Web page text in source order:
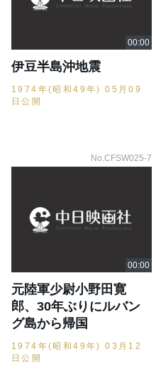
伊豆半島沖地震
1974年(昭和49年) 05月09
日公開
No.CFSW025-7
元陸軍少尉小野田寛
郎、30年ぶりにルバン
グ島から帰国
1974年(昭和49年) 03月12
日公開